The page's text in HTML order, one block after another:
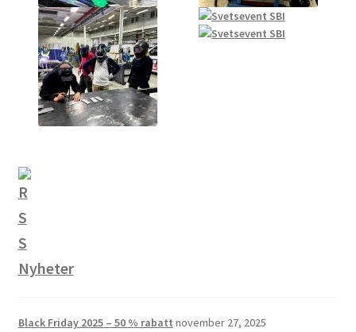
Nyheter
Black Friday 2025 – 50 % rabatt november 27, 2025